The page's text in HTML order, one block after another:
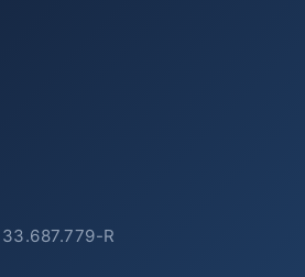
33.687.779-R